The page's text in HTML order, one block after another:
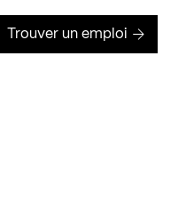
de recherche
de Kollectif
de Kollectif
Linkedin de Kollectif
Trouver un emploi